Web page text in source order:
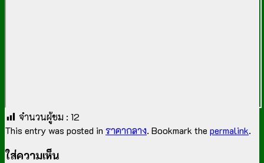
จำนวนผู้ชม : 12
This entry was posted in ราคากลาง. Bookmark the permalink.
ใส่ความเห็น